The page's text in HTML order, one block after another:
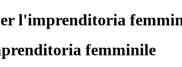
l'imprenditoria
femminile